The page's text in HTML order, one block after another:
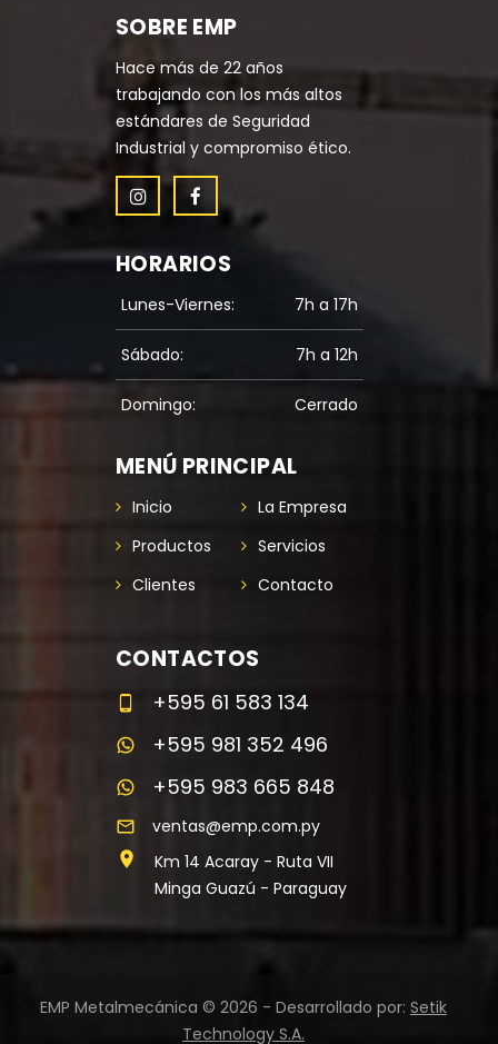
SOBRE EMP
Hace más de 22 años
trabajando con los más altos
estándares de Seguridad
Industrial y compromiso ético.
HORARIOS
Lunes-Viernes: 7h a 17h
Sábado: 7h a 12h
Domingo: Cerrado
MENÚ PRINCIPAL
Inicio
La Empresa
Productos
Servicios
Clientes
Contacto
CONTACTOS
+595 61 583 134
+595 981 352 496
+595 983 665 848
ventas@emp.com.py
Km 14 Acaray - Ruta VII
Minga Guazú - Paraguay
EMP Metalmecánica © 2026 - Desarrollado por: Setik
Technology S.A.